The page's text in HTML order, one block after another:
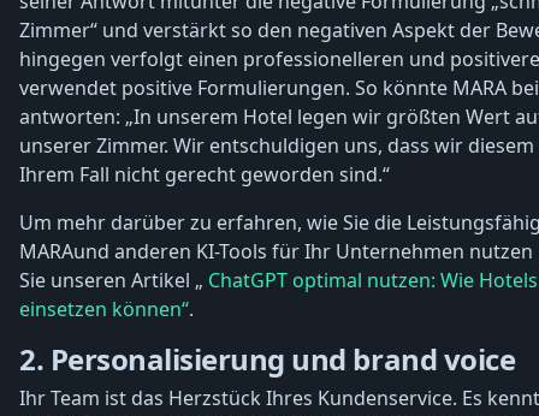
Zimmer“ und verstärkt so den negativen Aspekt der
hingegen verfolgt einen professionelleren und
verwendet positive Formulierungen. So könnte MARA
antworten: „In unserem Hotel legen wir größten Wert
unserer Zimmer. Wir entschuldigen uns, dass wir
Ihrem Fall nicht gerecht geworden sind.“
Um mehr darüber zu erfahren, wie Sie die
MARAund anderen KI-Tools für Ihr Unternehmen
Sie unseren Artikel „ ChatGPT optimal nutzen: Wie
einsetzen können“.
2. Personalisierung und brand voice
Ihr Team ist das Herzstück Ihres Kundenservice. Es